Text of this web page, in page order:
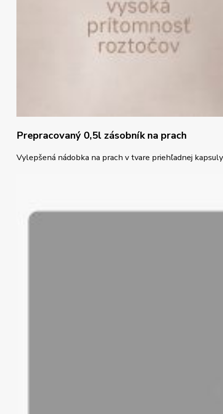
Prepracovaný 0,5l zásobník na prach
Vylepšená nádobka na prach v tvare priehľadnej